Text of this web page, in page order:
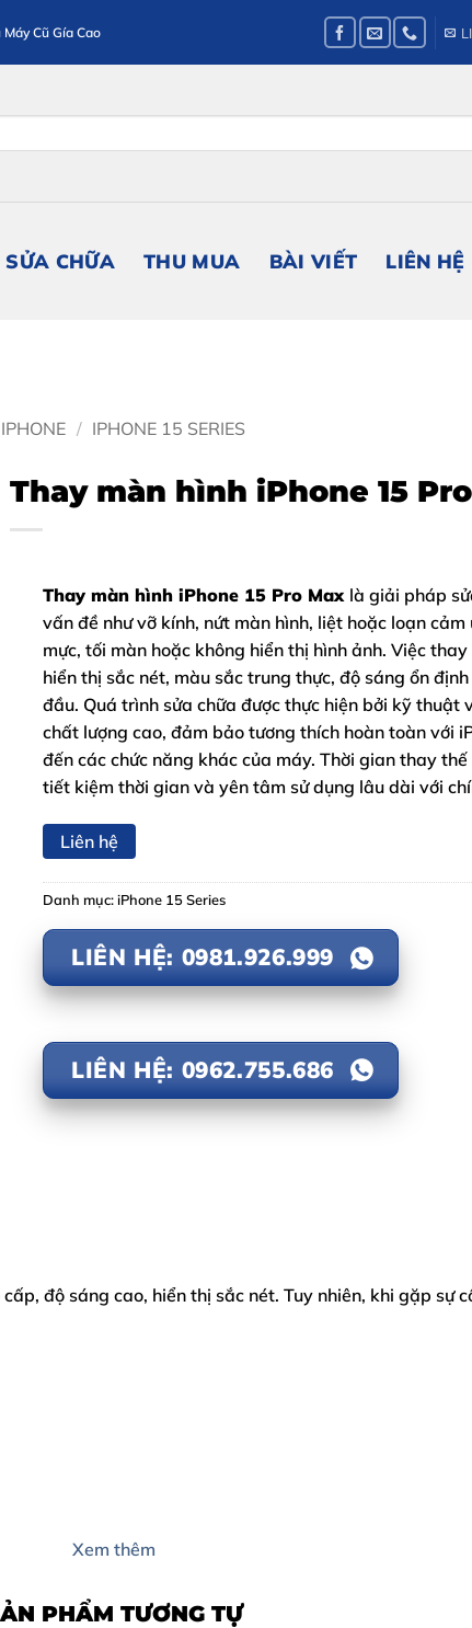
Máy Cũ Gía Cao
CHỮA THU MUA BÀI VIẾT LIÊN HỆ
/ IPHONE 15 SERIES
Thay màn hình iPhone 15
Thay màn hình iPhone 15 Pro Max là giải pháp
vấn đề như vỡ kính, nứt màn hình, liệt hoặc loạn
mực, tối màn hoặc không hiển thị hình ảnh. Việc
hiển thị sắc nét, màu sắc trung thực, độ sáng ổn
đầu. Quá trình sửa chữa được thực hiện bởi kỹ thuật
chất lượng cao, đảm bảo tương thích hoàn toàn với
đến các chức năng khác của máy. Thời gian thay
tiết kiệm thời gian và yên tâm sử dụng lâu dài với
Liên hệ
Danh mục:iPhone 15 Series
LIÊN HỆ: 0981.926.999
LIÊN HỆ: 0962.755.686
cấp, độ sáng cao, hiển thị sắc nét. Tuy nhiên, khi gặp sự
Xem thêm
PHẨM TƯƠNG TỰ